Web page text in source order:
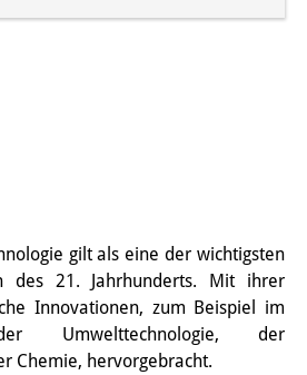
gilt als eine der wichtigsten
des 21. Jahrhunderts. Mit ihrer
Innovationen, zum Beispiel im
Umwelttechnologie, der
Chemie, hervorgebracht.